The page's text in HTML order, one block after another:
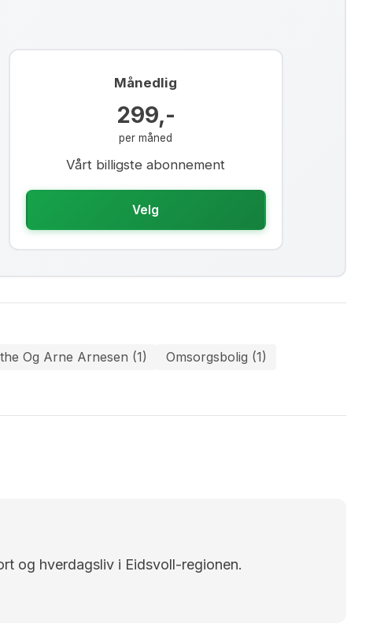
Månedlig
299,-
per måned
Vårt billigste abonnement
Velg
Og Arne Arnesen (1) Omsorgsbolig (1)
og hverdagsliv i Eidsvoll-regionen.